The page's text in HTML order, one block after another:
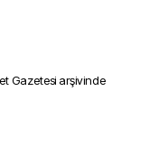
Gazetesi arşivinde